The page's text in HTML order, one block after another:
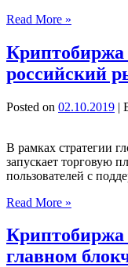
Read More »
Криптобиржа
российский
Posted on 02.10.2019 |
В рамках стратегии
запускает торговую
пользователей с
Read More »
Криптобиржа
главном